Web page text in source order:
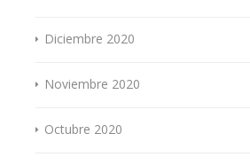
Diciembre 2020
Noviembre 2020
Octubre 2020